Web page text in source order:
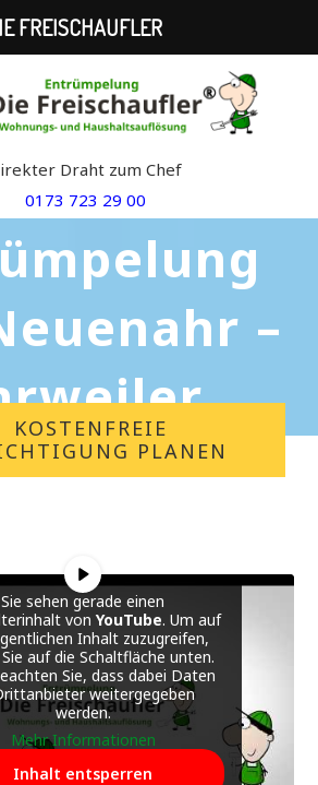
Draht zum Chef
0173 723 29 00
–
KOSTENFREIE
PLANEN
Sie sehen gerade einen
von YouTube. Um auf
Inhalt zuzugreifen,
auf die Schaltfläche unten.
Sie, dass dabei Daten
weitergegeben
werden.
Mehr Informationen
Inhalt entsperren
FREISCHAUFLER